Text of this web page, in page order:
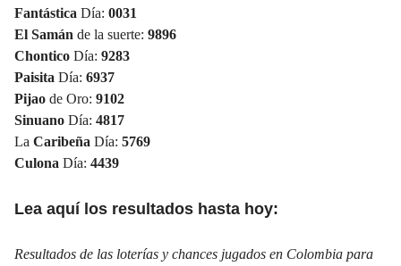
Fantástica Día: 0031
El Samán de la suerte: 9896
Chontico Día: 9283
Paisita Día: 6937
Pijao de Oro: 9102
Sinuano Día: 4817
La Caribeña Día: 5769
Culona Día: 4439
Lea aquí los resultados hasta hoy:
Resultados de las loterías y chances jugados en Colombia para